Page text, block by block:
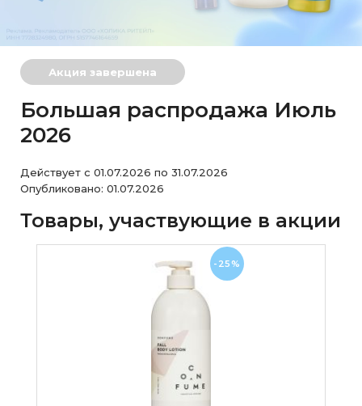
Акция завершена
Большая распродажа Июль
2026
Действует с 01.07.2026 по 31.07.2026
Опубликовано: 01.07.2026
Товары, участвующие в акции
-25%